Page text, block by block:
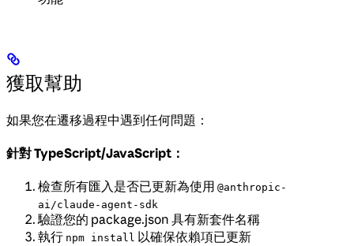
獲取幫助
如果您在遷移過程中遇到任何問題：
針對 TypeScript/JavaScript：
檢查所有匯入是否已更新為使用 @anthropic-
ai/claude-agent-sdk
驗證您的 package.json 具有新套件名稱
執行 npm install 以確保依賴項已更新